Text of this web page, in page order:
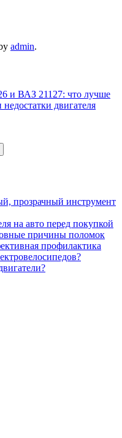
admin.
и ВАЗ 21127: что лучше
двигателя
прозрачный инструмент
на авто перед покупкой
причины поломок
профилактика